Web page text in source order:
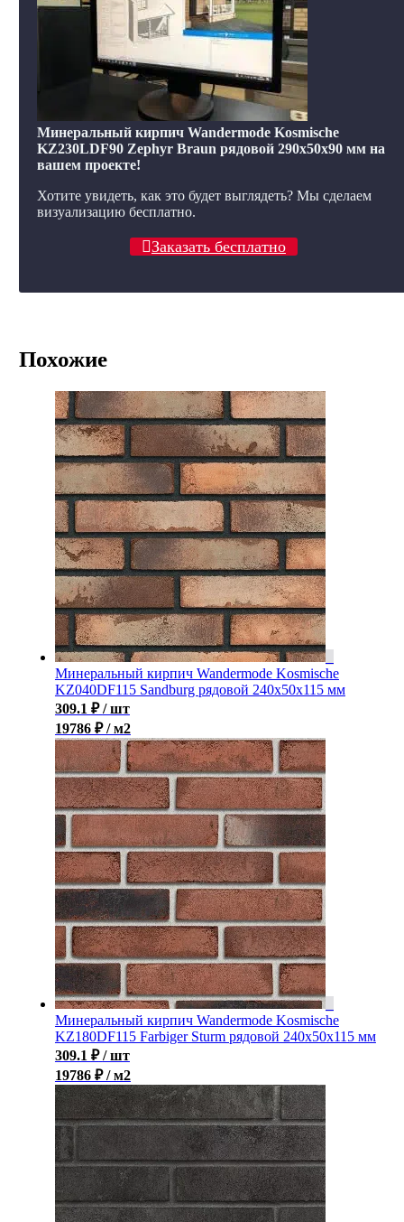
Минеральный кирпич Wandermode Kosmische
KZ230LDF90 Zephyr Braun рядовой 290x50x90 мм на
вашем проекте!
Хотите увидеть, как это будет выглядеть? Мы сделаем
визуализацию бесплатно.
Заказать бесплатно
Похожие
Минеральный кирпич Wandermode Kosmische
KZ040DF115 Sandburg рядовой 240x50x115 мм
309.1 ₽ / шт
19786 ₽ / м2
Минеральный кирпич Wandermode Kosmische
KZ180DF115 Farbiger Sturm рядовой 240x50x115 мм
309.1 ₽ / шт
19786 ₽ / м2